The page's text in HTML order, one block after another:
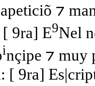
⁊
9ra] E9Nel
inçipe ⁊ muy
[ 9ra]